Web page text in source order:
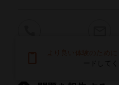
ードして